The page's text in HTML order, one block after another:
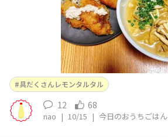
具だくさんレモンタルタル
12 68
nao | 10/15 | 今日のおうちごはん